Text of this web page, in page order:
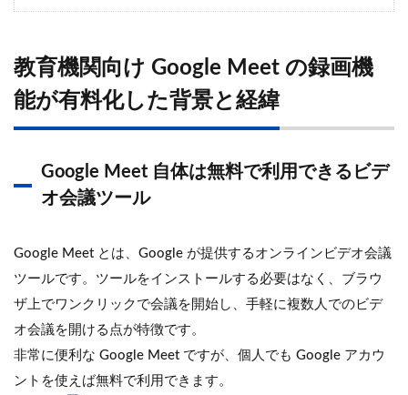
教育機関向け Google Meet の録画機
能が有料化した背景と経緯
Google Meet 自体は無料で利用できるビデ
オ会議ツール
Google Meet とは、Google が提供するオンラインビデオ会議
ツールです。ツールをインストールする必要はなく、ブラウ
ザ上でワンクリックで会議を開始し、手軽に複数人でのビデ
オ会議を開ける点が特徴です。
非常に便利な Google Meet ですが、個人でも Google アカウ
ントを使えば無料で利用できます。